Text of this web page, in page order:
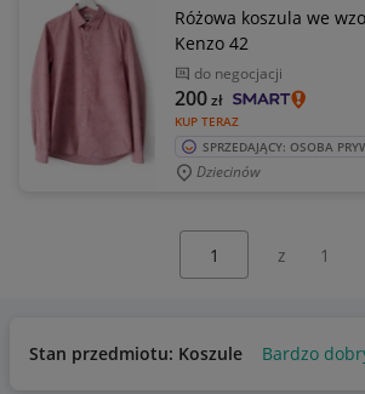
Różowa koszula we
Kenzo 42
do negocjacji
KUP TERAZ
200zł
SPRZEDAJĄCY: OSOBA
Dziecinów
z 1
Stan przedmiotu: Koszule Bardzo